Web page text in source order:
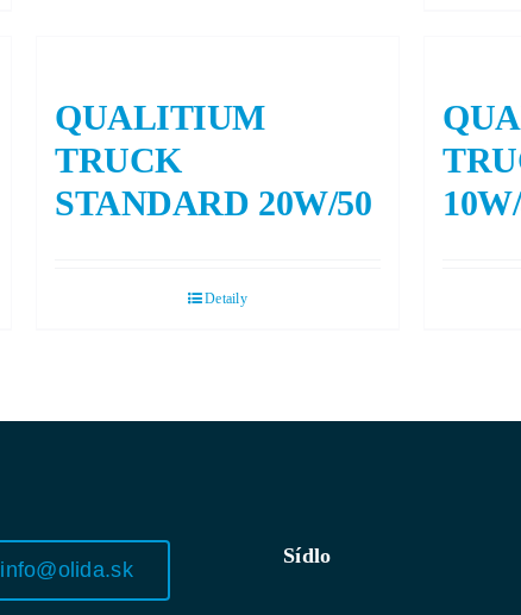
QUALITIUM
TRUCK
STANDARD 20W/50
Detaily
info@olida.sk
Sídlo